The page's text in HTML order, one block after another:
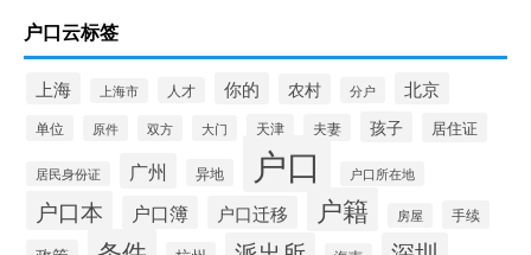
户口云标签
上海 上海市 人才 你的 农村 分户 北京
单位 原件 双方 大门 天津 夫妻 孩子 居住证
居民身份证 广州 异地 户口 户口所在地
户口本 户口簿 户口迁移 户籍 房屋 手续